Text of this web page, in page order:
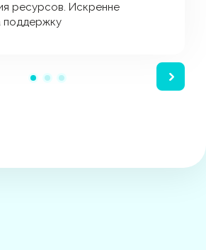
ресурсов. Искренне
поддержку